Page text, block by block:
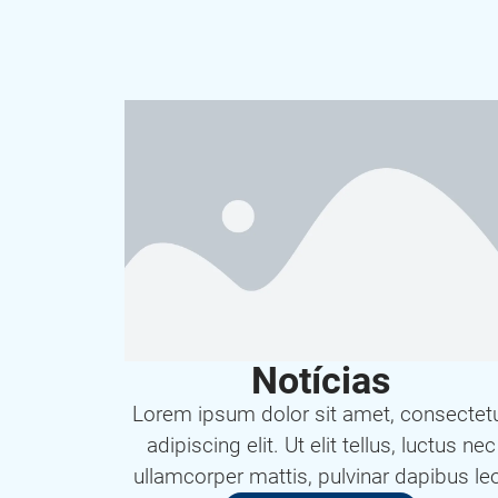
Notícias
Lorem ipsum dolor sit amet,
adipiscing elit. Ut elit tellus, luctus nec
ullamcorper mattis, pulvinar dapibus